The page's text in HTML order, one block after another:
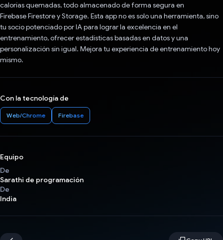
calorías quemadas, todo almacenado de forma segura en
Firebase Firestore y Storage. Esta app no es solo una herramienta, sino
tu socio potenciado por IA para lograr la excelencia en el
entrenamiento, ofrecer estadísticas basadas en datos y una
personalización sin igual. Mejora tu experiencia de entrenamiento hoy
mismo.
Con la tecnología de
Web/Chrome Firebase
Equipo
De
Sarathi de programación
De
India